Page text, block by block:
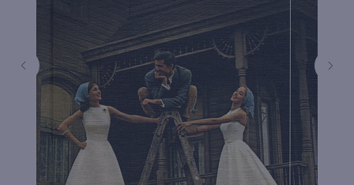
книжный интернет-магазин из
Петербурга